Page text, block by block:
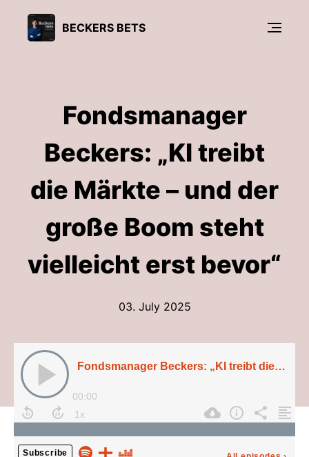
BECKERS BETS
Fondsmanager
Beckers: „KI treibt
die Märkte – und der
große Boom steht
vielleicht erst bevor“
03. July 2025